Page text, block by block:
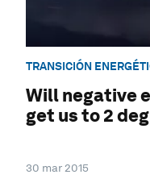
TRANSICIÓN
Will negative
get us to 2
30 mar 2015